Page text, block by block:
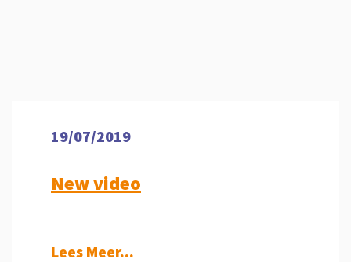
19/07/2019
New video
Lees Meer...